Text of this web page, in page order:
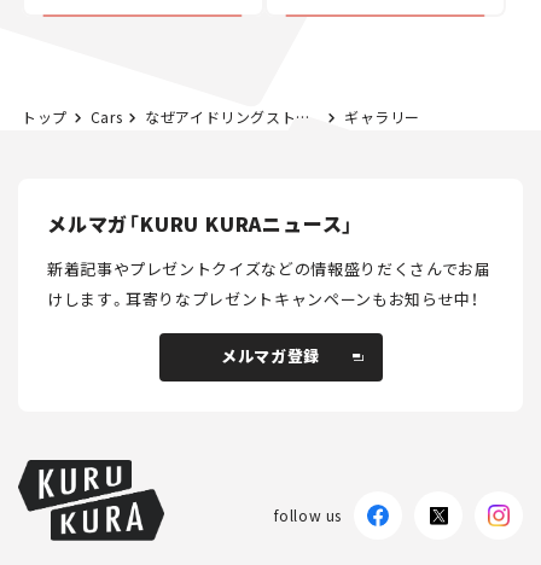
トップ Cars なぜアイドリングストップ“不採用車”が増えたのか？ 各メーカーにその理由を聞いてみた。 ギャラリー
メルマガ「KURU KURAニュース」
新着記事やプレゼントクイズなどの情報盛りだくさんでお届
けします。耳寄りなプレゼントキャンペーンもお知らせ中！
メルマガ登録
follow us